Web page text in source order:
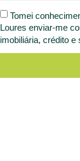
Tomei
Loures enviar-me
imobiliária, crédito e